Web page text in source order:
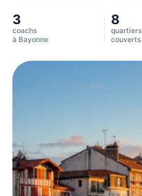
3
coachs
à Bayonne
8
quartiers
couverts